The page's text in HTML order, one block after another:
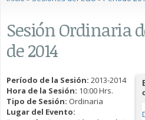
Sesión Ordinaria
de 2014
Período de la Sesión: 2013-2014
Hora de la Sesión: 10:00 Hrs.
Tipo de Sesión: Ordinaria
Lugar del Evento: